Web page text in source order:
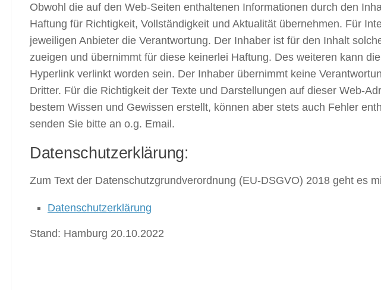
Obwohl die auf den Web-Seiten enthaltenen Informationen durch den
Haftung für Richtigkeit, Vollständigkeit und Aktualität übernehmen. Für
jeweiligen Anbieter die Verantwortung. Der Inhaber ist für den Inhalt
zueigen und übernimmt für diese keinerlei Haftung. Des weiteren kann
Hyperlink verlinkt worden sein. Der Inhaber übernimmt keine
Dritter. Für die Richtigkeit der Texte und Darstellungen auf dieser Web-
bestem Wissen und Gewissen erstellt, können aber stets auch Fehler
senden Sie bitte an o.g. Email.
Datenschutzerklärung:
Zum Text der Datenschutzgrundverordnung (EU-DSGVO) 2018 geht es
Datenschutzerklärung
Stand: Hamburg 20.10.2022